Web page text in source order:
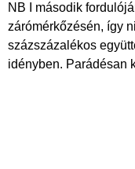
NB I második
zárómérkőzésén, így
százszázalékos
idényben. Parádésan